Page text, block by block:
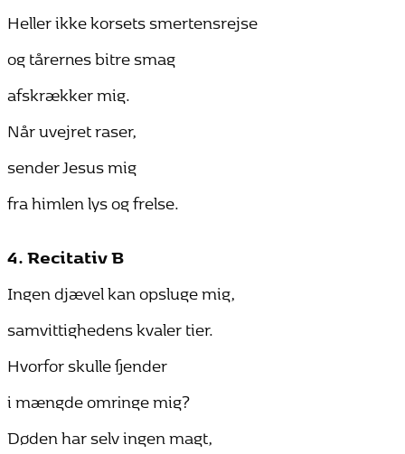
Heller ikke korsets smertensrejse
og tårernes bitre smag
afskrækker mig.
Når uvejret raser,
sender Jesus mig
fra himlen lys og frelse.
4. Recitativ B
Ingen djævel kan opsluge mig,
samvittighedens kvaler tier.
Hvorfor skulle fjender
i mængde omringe mig?
Døden har selv ingen magt,